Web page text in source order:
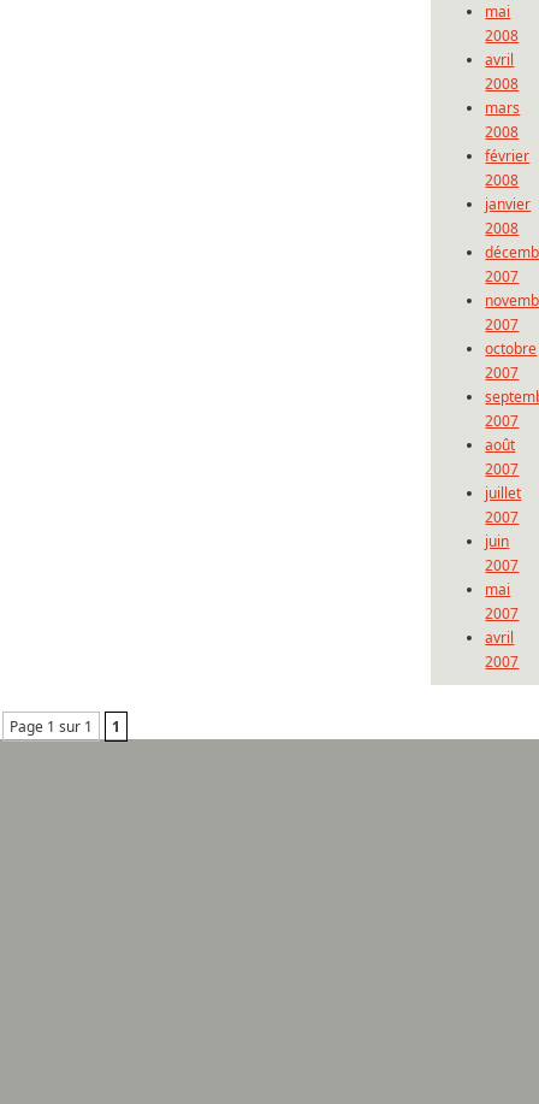
mai
2008
avril
2008
mars
2008
février
2008
janvier
2008
2007
2007
octobre
2007
2007
août
2007
juillet
2007
juin
2007
mai
2007
avril
2007
Page 1 sur 1 1